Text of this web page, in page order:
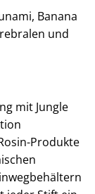
Banana
und
mit Jungle
Produkte